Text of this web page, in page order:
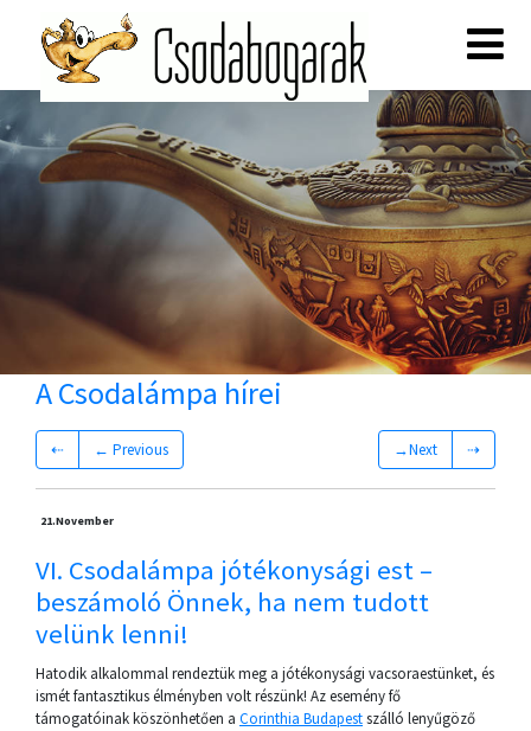
A Csodalámpa hírei
⇠ ← Previous →Next ⇢
21.November
VI. Csodalámpa jótékonysági est –
beszámoló Önnek, ha nem tudott
velünk lenni!
Hatodik alkalommal rendeztük meg a jótékonysági vacsoraestünket, és
ismét fantasztikus élményben volt részünk! Az esemény fő
támogatóinak köszönhetően a Corinthia Budapestszálló lenyűgöző